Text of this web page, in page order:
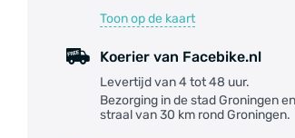
Toon op de kaart
Koerier van Facebike.nl
Levertijd van 4 tot 48 uur.
Bezorging in de stad Groningen
straal van 30 km rond Groningen.